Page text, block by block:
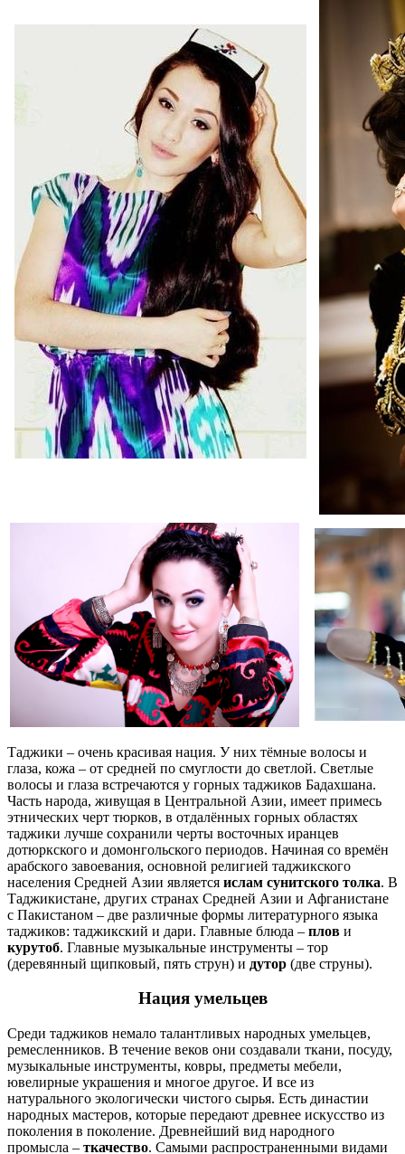
Таджики – очень красивая нация. У них тёмные волосы и
глаза, кожа – от средней по смуглости до светлой. Светлые
волосы и глаза встречаются у горных таджиков Бадахшана.
Часть народа, живущая в Центральной Азии, имеет примесь
этнических черт тюрков, в отдалённых горных областях
таджики лучше сохранили черты восточных иранцев
дотюркского и домонгольского периодов. Начиная со времён
арабского завоевания, основной религией таджикского
населения Средней Азии является ислам сунитского толка. В
Таджикистане, других странах Средней Азии и Афганистане
с Пакистаном – две различные формы литературного языка
таджиков: таджикский и дари. Главные блюда – плов и
курутоб. Главные музыкальные инструменты – тор
(деревянный щипковый, пять струн) и дутор (две струны).
Нация умельцев
Среди таджиков немало талантливых народных умельцев,
ремесленников. В течение веков они создавали ткани, посуду,
музыкальные инструменты, ковры, предметы мебели,
ювелирные украшения и многое другое. И все из
натурального экологически чистого сырья. Есть династии
народных мастеров, которые передают древнее искусство из
поколения в поколение. Древнейший вид народного
промысла – ткачество. Самыми распространенными видами